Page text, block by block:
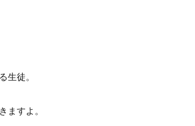
生徒。
ますよ。